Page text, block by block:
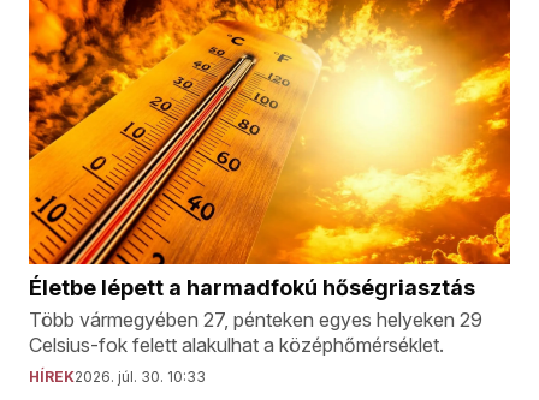
Életbe lépett a harmadfokú hőségriasztás
Több vármegyében 27, pénteken egyes helyeken 29
Celsius-fok felett alakulhat a középhőmérséklet.
HÍREK2026. júl. 30. 10:33